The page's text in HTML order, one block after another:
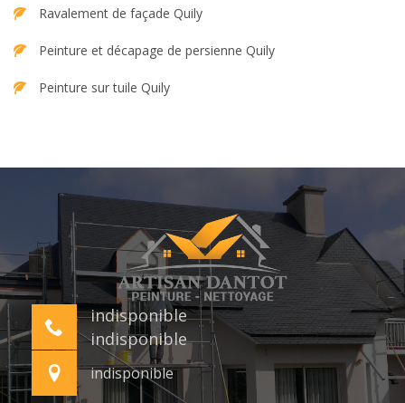
Ravalement de façade Quily
Peinture et décapage de persienne Quily
Peinture sur tuile Quily
indisponible
indisponible
indisponible